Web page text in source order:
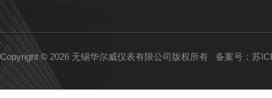
Copyright © 2026 无锡华尔威仪表有限公司版权所有 备案号：苏